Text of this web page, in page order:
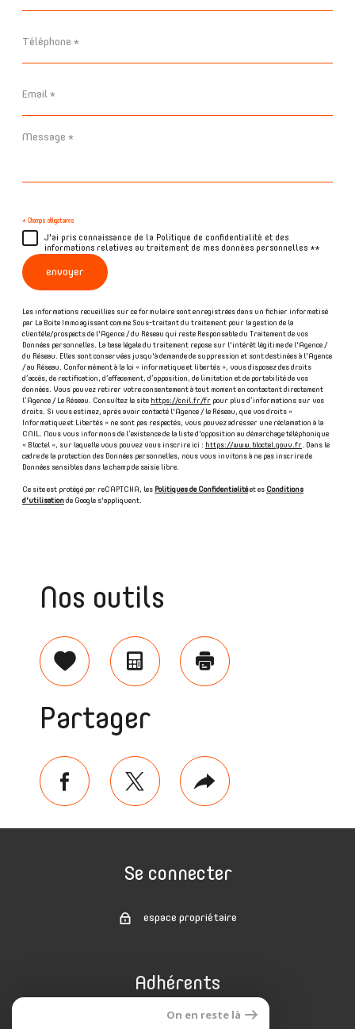
*
*
Message
* Champs obligatoires
J'ai pris connaissance de la Politique de confidentialité et des
informations relatives au traitement de mes données personnelles **
envoyer
Les informations recueillies sur ce formulaire sont enregistrées dans un fichier informatisé
par La Boite Immo agissant comme Sous-traitant du traitement pour la gestion de la
clientèle/prospects de l'Agence / du Réseau qui reste Responsable du Traitement de vos
Données personnelles. La base légale du traitement repose sur l'intérêt légitime de l'Agence /
du Réseau. Elles sont conservées jusqu'à demande de suppression et sont destinées à l'Agence
/ au Réseau. Conformément à la loi « informatique et libertés », vous disposez des droits
d’accès, de rectification, d’effacement, d’opposition, de limitation et de portabilité de vos
données. Vous pouvez retirer votre consentement à tout moment en contactant directement
l’Agence / Le Réseau. Consultez le site https://cnil.fr/fr pour plus d’informations sur vos
droits. Si vous estimez, après avoir contacté l'Agence / le Réseau, que vos droits «
Informatique et Libertés » ne sont pas respectés, vous pouvez adresser une réclamation à la
CNIL. Nous vous informons de l’existence de la liste d'opposition au démarchage téléphonique
« Bloctel », sur laquelle vous pouvez vous inscrire ici : https://www.bloctel.gouv.fr . Dans le
cadre de la protection des Données personnelles, nous vous invitons à ne pas inscrire de
Données sensibles dans le champ de saisie libre.
Ce site est protégé par reCAPTCHA, les Politiques de Confidentialitéet es Conditions
d'utilisation de Google s'appliquent.
Nos outils
SélectionnerCalculatriceImprimer
Partager
facebooktwitter Plus
de
partage
Se connecter
espace propriétaire
Adhérents
On en reste là